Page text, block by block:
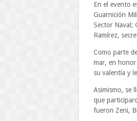
En el evento
Guarnición
Sector Naval;
Ramírez,
Como parte
mar, en
su valentía y
Asimismo, se
que
fueron Zeni,